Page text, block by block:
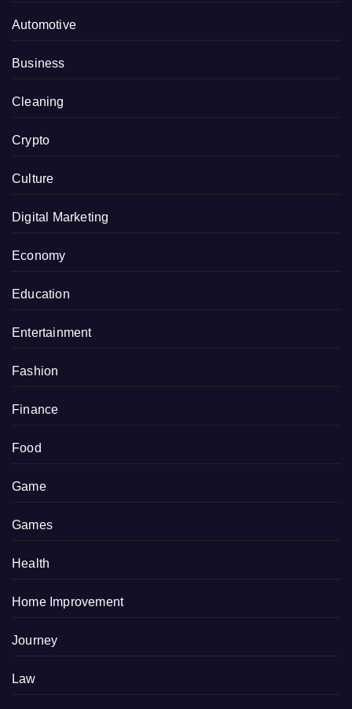
Automotive
Business
Cleaning
Crypto
Culture
Digital Marketing
Economy
Education
Entertainment
Fashion
Finance
Food
Game
Games
Health
Home Improvement
Journey
Law